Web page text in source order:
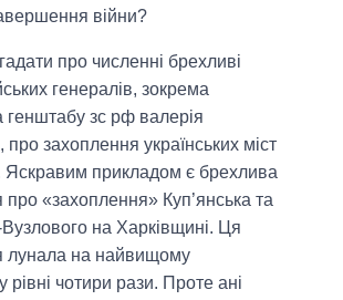
війни?
про численні брехливі
генералів, зокрема
генштабу зс рф валерія
про захоплення українських міст
Яскравим прикладом є брехлива
про «захоплення» Куп’янська та
Вузлового на Харківщині. Ця
лунала на найвищому
рівні чотири рази. Проте ані